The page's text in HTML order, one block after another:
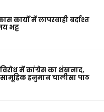
कार्यों में लापरवाही बर्दाश्त
भट्ट
में कांग्रेस का शंखनाद,
हनुमान चालीसा पाठ